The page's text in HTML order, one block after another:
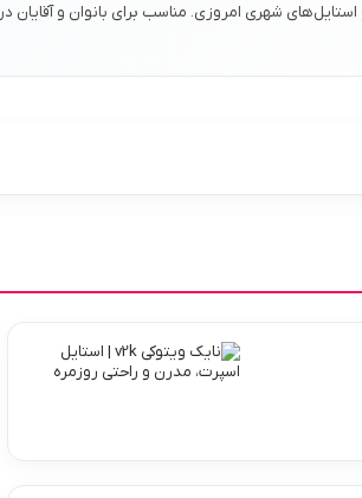
شهری امروزی. مناسب برای بانوان و آقایان در